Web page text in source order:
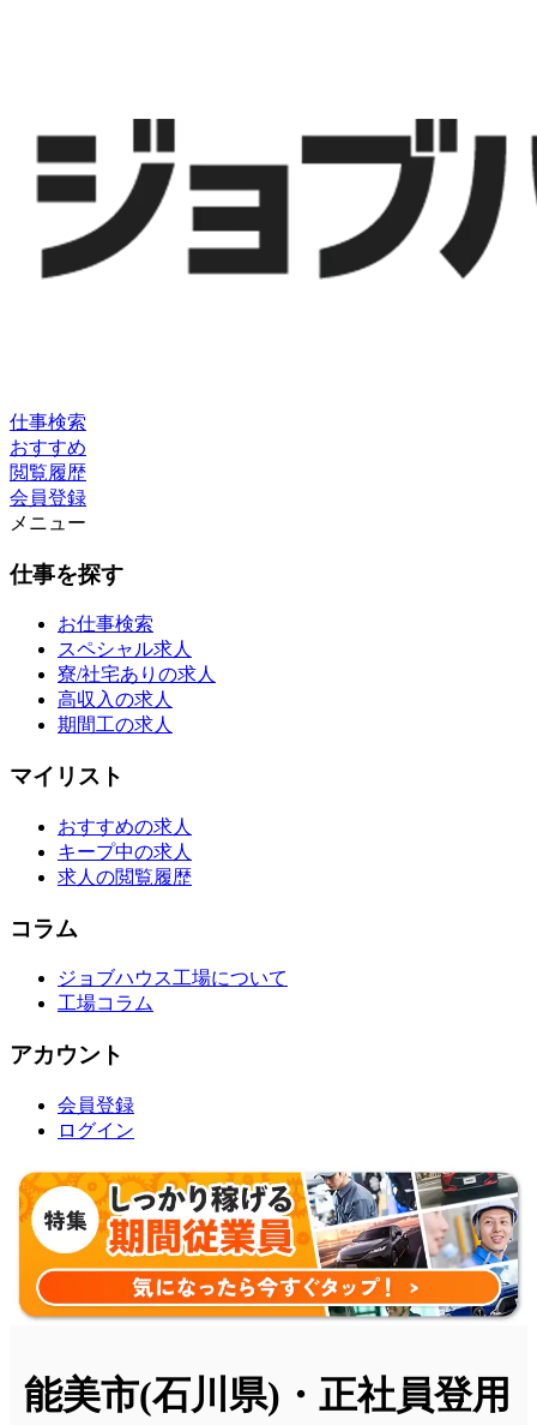
仕事検索
おすすめ
閲覧履歴
会員登録
メニュー
仕事を探す
お仕事検索
スペシャル求人
寮/社宅ありの求人
高収入の求人
期間工の求人
マイリスト
おすすめの求人
キープ中の求人
求人の閲覧履歴
コラム
ジョブハウス工場について
工場コラム
アカウント
会員登録
ログイン
能美市(石川県)・正社員登用